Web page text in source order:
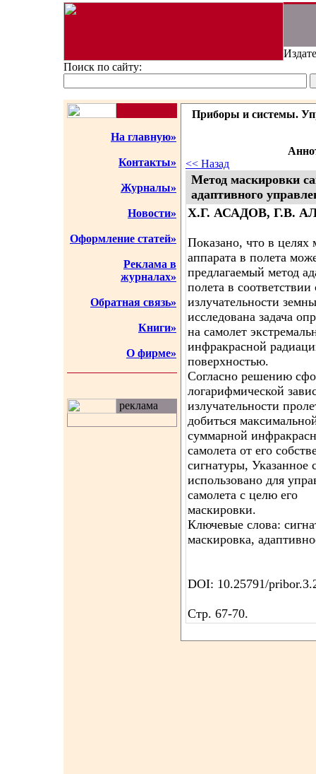
Поиск по сайту:
На главную»
Контакты»
Журналы»
Новости»
Оформление статей»
Реклама в
журналах»
Обратная связь»
Книги»
О фирме»
реклама
Приборы и системы.
<< Назад
Метод маскировки
адаптивного
Х.Г. АСАДОВ, Г.В.
Показано, что в целях
аппарата в полета
предлагаемый метод
полета в
излучательности
исследована задача
на самолет
инфракрасной
поверхностью.
Согласно решению
логарифмической
излучательности
добиться
суммарной
самолета от его
сигнатуры, Указанное
использовано для
самолета с целю его
маскировки.
Ключевые слова:
маскировка,
DOI: 10.25791/
Стр. 67-70.